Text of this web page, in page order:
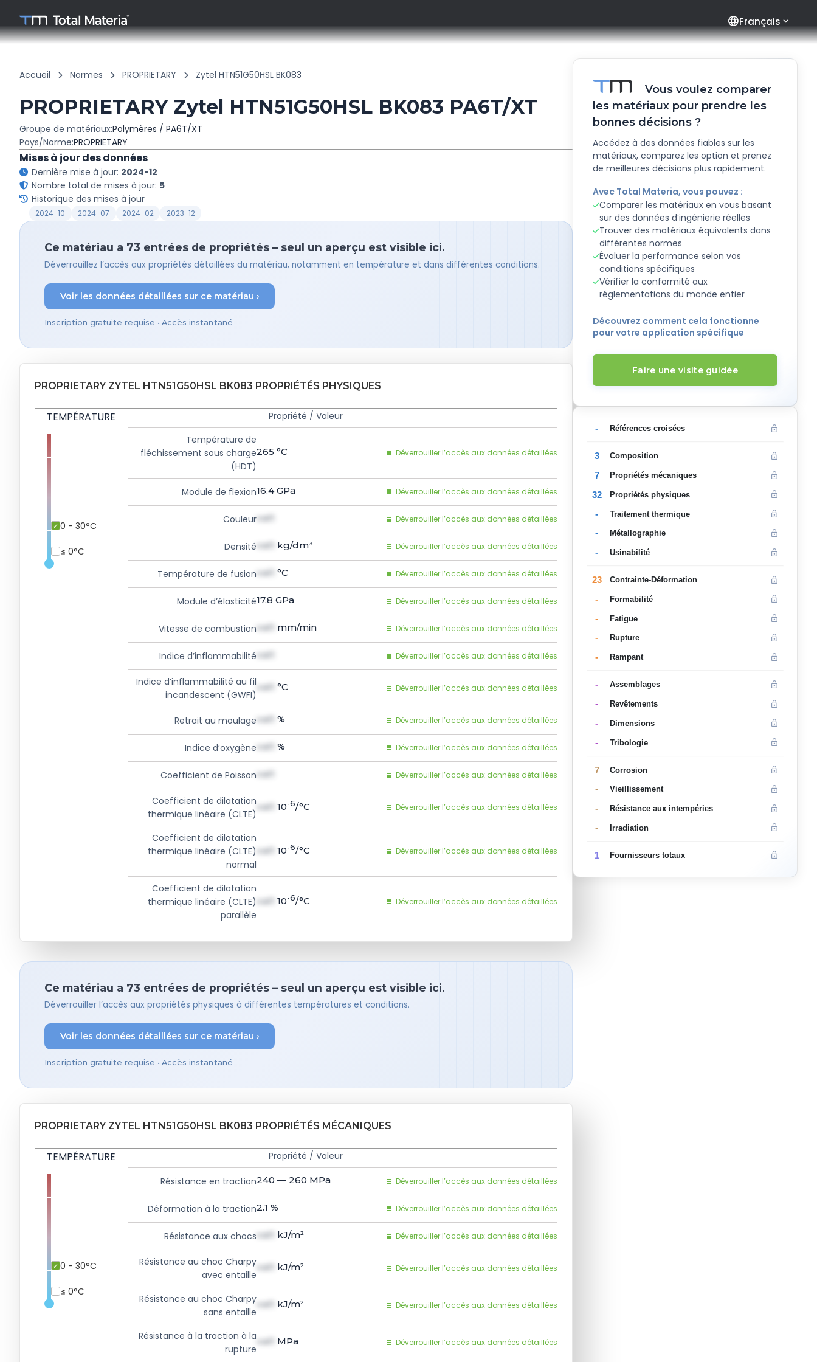
languageFrançais
Accueil Normes PROPRIETARY Zytel HTN51G50HSL BK083
PROPRIETARY Zytel HTN51G50HSL BK083 PA6T/XT
Groupe de matériaux:Polymères / PA6T/XT
Pays/Norme:PROPRIETARY
Mises à jour des données
Dernière mise à jour: 2024-12
Nombre total de mises à jour: 5
Historique des mises à jour
2024-10 2024-07 2024-02 2023-12
Ce matériau a 73 entrées de propriétés – seul un aperçu est visible ici.
Déverrouillez l’accès aux propriétés détaillées du matériau, notamment en température et dans différentes conditions.
Voir les données détaillées sur ce matériau ›
Inscription gratuite requise • Accès instantané
PROPRIETARY ZYTEL HTN51G50HSL BK083 PROPRIÉTÉS PHYSIQUES
TEMPÉRATURE
≤ 0°C
0 - 30°C
Propriété / Valeur
Température de
fléchissement sous charge
(HDT)
265 °C Déverrouiller l’accès aux données détaillées
Module de flexion16.4 GPa Déverrouiller l’accès aux données détaillées
Couleur val1 Déverrouiller l’accès aux données détaillées
Densité val1 kg/dm³ Déverrouiller l’accès aux données détaillées
Température de fusion val1 °C Déverrouiller l’accès aux données détaillées
Module d’élasticité17.8 GPa Déverrouiller l’accès aux données détaillées
Vitesse de combustion val1 mm/min Déverrouiller l’accès aux données détaillées
Indice d’inflammabilité val1 Déverrouiller l’accès aux données détaillées
Indice d’inflammabilité au fil
incandescent (GWFI)
val1 °C Déverrouiller l’accès aux données détaillées
Retrait au moulage val1 % Déverrouiller l’accès aux données détaillées
Indice d’oxygène val1 % Déverrouiller l’accès aux données détaillées
Coefficient de Poisson val1 Déverrouiller l’accès aux données détaillées
Coefficient de dilatation
thermique linéaire (CLTE)
val1 10-6/°C Déverrouiller l’accès aux données détaillées
Coefficient de dilatation
thermique linéaire (CLTE)
normal
val1 10-6/°C Déverrouiller l’accès aux données détaillées
Coefficient de dilatation
thermique linéaire (CLTE)
parallèle
val1 10-6/°C Déverrouiller l’accès aux données détaillées
Ce matériau a 73 entrées de propriétés – seul un aperçu est visible ici.
Déverrouiller l’accès aux propriétés physiques à différentes températures et conditions.
Voir les données détaillées sur ce matériau ›
Inscription gratuite requise • Accès instantané
PROPRIETARY ZYTEL HTN51G50HSL BK083 PROPRIÉTÉS MÉCANIQUES
TEMPÉRATURE
≤ 0°C
0 - 30°C
Propriété / Valeur
Résistance en traction240 — 260 MPa Déverrouiller l’accès aux données détaillées
Déformation à la traction2.1 % Déverrouiller l’accès aux données détaillées
Résistance aux chocs val1 kJ/m² Déverrouiller l’accès aux données détaillées
Résistance au choc Charpy
avec entaille
val1 kJ/m² Déverrouiller l’accès aux données détaillées
Résistance au choc Charpy
sans entaille
val1 kJ/m² Déverrouiller l’accès aux données détaillées
Résistance à la traction à la
rupture
val1 MPa Déverrouiller l’accès aux données détaillées
Vous voulez comparer
les matériaux pour prendre les
bonnes décisions ?
Accédez à des données fiables sur les
matériaux, comparez les option et prenez
de meilleures décisions plus rapidement.
Avec Total Materia, vous pouvez :
Comparer les matériaux en vous basant
sur des données d’ingénierie réelles
Trouver des matériaux équivalents dans
différentes normes
Évaluer la performance selon vos
conditions spécifiques
Vérifier la conformité aux
réglementations du monde entier
Découvrez comment cela fonctionne
pour votre application spécifique
Faire une visite guidée
- Références croisées
3 Composition
7 Propriétés mécaniques
32 Propriétés physiques
- Traitement thermique
- Métallographie
- Usinabilité
23 Contrainte-Déformation
- Formabilité
- Fatigue
- Rupture
- Rampant
- Assemblages
- Revêtements
- Dimensions
- Tribologie
7 Corrosion
- Vieillissement
- Résistance aux intempéries
- Irradiation
1 Fournisseurs totaux